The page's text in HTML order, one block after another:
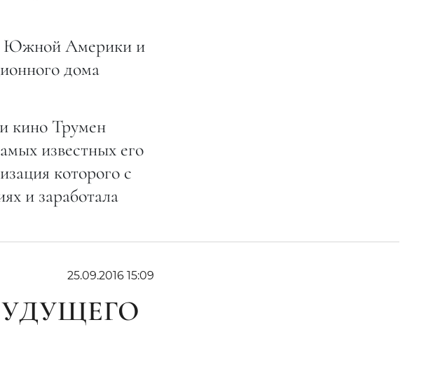
Южной Америки и
дома
кино Трумен
известных его
которого с
и заработала
25.09.2016 15:09